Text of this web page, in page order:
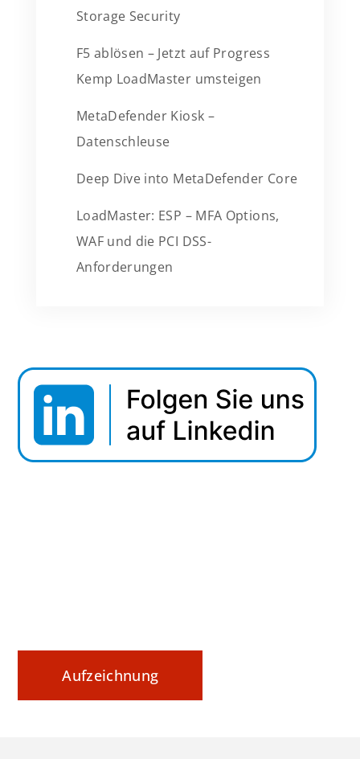
Storage Security
F5 ablösen – Jetzt auf Progress
Kemp LoadMaster umsteigen
MetaDefender Kiosk –
Datenschleuse
Deep Dive into MetaDefender Core
LoadMaster: ESP – MFA Options,
WAF und die PCI DSS-
Anforderungen
Aufzeichnung